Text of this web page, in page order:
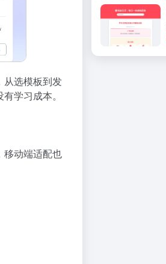
从选模板到发
学习成本。
移动端适配也